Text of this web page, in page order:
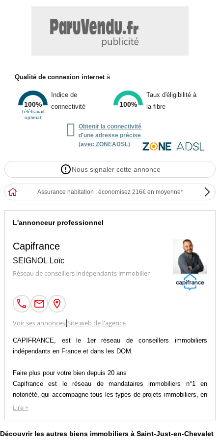
Qualité de connexion internetà
100%
Télétravail
optimal
Indice de
connectivité
100%
Taux d'éligibilité à
la fibre

Obtenir la connectivité
d'une adresse précise
(avec ZONEADSL)
Nous signaler cette annonce
Assurance habitation : économisez 216€ en moyenne*
L'annonceur professionnel
Capifrance
SEIGNOL Loïc
Réseau de conseillers indépendants immobilier
Voir ses annonces| Site web de l'agence
CAPIFRANCE, est le 1er réseau de conseillers immobiliers
indépendants en France et dans les DOM.
Faire plus pour votre bien depuis 20 ans
Capifrance est le réseau de mandataires immobiliers n°1 en
notoriété, qui accompagne tous les types de projets immobiliers, en
résidentiel comme en professionnel, dans l’ancien comme dans le
Lire +
Découvrir les autres biens immobiliers à Saint-Just-en-Chevalet